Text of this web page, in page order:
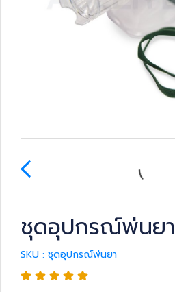
ชุดอุปกรณ์พ่นยา
SKU : ชุดอุปกรณ์พ่นยา